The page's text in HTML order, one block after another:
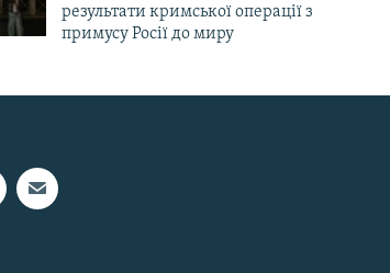
результати кримської операції з
примусу Росії до миру